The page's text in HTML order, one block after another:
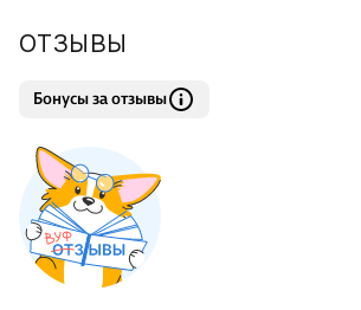
ОТЗЫВЫ
Бонусы за отзывы